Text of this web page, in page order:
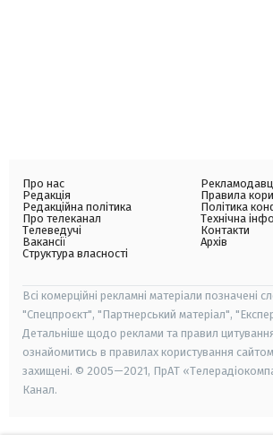
Про нас
Редакція
Редакційна політика
Про телеканал
Телеведучі
Вакансії
Структура власності
Правила
Політика
Технічна
Контакти
Архів
Всі комерційні рекламні матеріали позначені
"Спецпроєкт", "Партнерський матеріал",
Детальніше щодо реклами та правил
ознайомитись в правилах користування
захищені. © 2005—2021, ПрАТ
Канал.